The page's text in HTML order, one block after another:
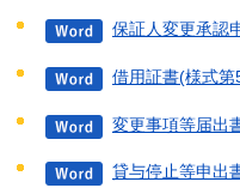
保証人変更承認
借用証書(様式第
変更事項等届出
貸与停止等申出